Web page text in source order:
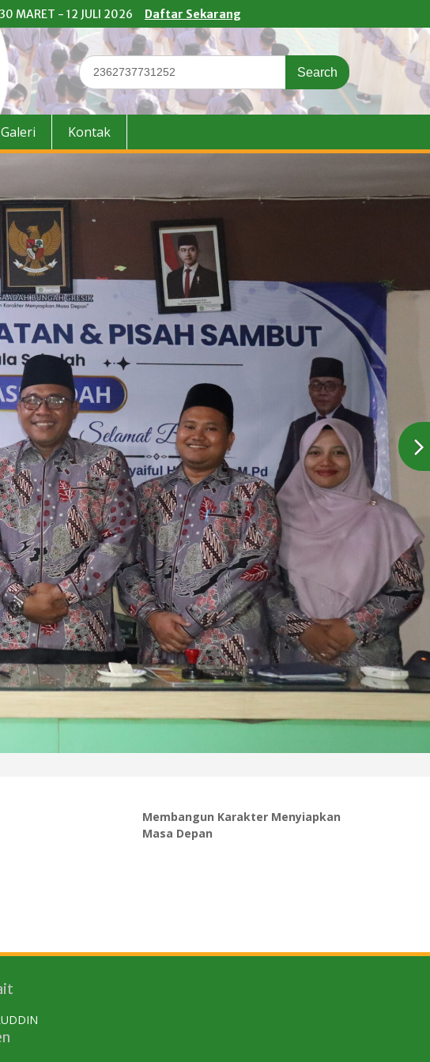
MARET - 12 JULI 2026 Daftar Sekarang
Search
for:
Galeri Kontak
Membangun Karakter Menyiapkan
Masa Depan